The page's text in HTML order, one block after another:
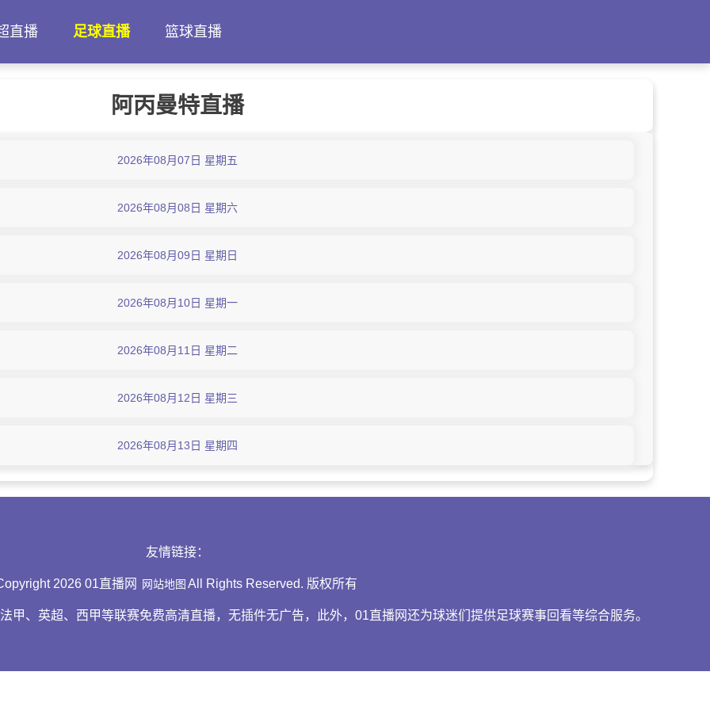
直播 足球直播 篮球直播
阿丙曼特直播
2026年08月07日 星期五
2026年08月08日 星期六
2026年08月09日 星期日
2026年08月10日 星期一
2026年08月11日 星期二
2026年08月12日 星期三
2026年08月13日 星期四
友情链接：
2026 01直播网 网站地图 All Rights Reserved. 版权所有
甲、英超、西甲等联赛免费高清直播，无插件无广告，此外，01直播网还为球迷们提供足球赛事回看等综合服务。